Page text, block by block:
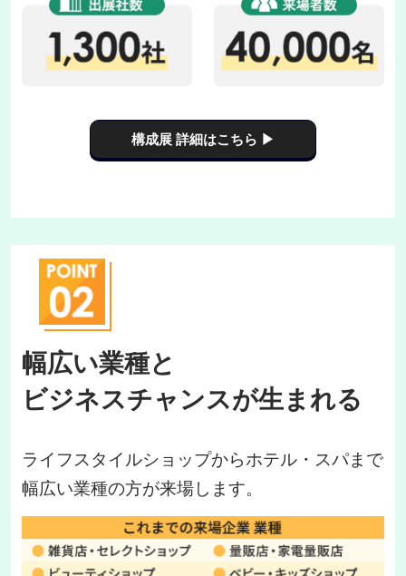
構成展 詳細はこちら ▶
幅広い業種と
ビジネスチャンスが生まれる
ライフスタイルショップからホテル・スパまで
幅広い業種の方が来場します。